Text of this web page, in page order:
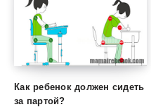
Как ребенок должен сидеть
за партой?